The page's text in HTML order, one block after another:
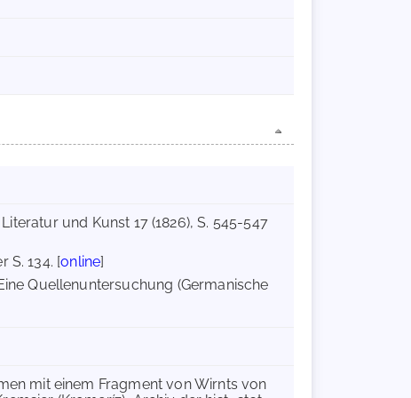
und Kunst 17 (1826), S. 545-547
S. 134. [online]
Quellenuntersuchung (Germanische
mit einem Fragment von Wirnts von